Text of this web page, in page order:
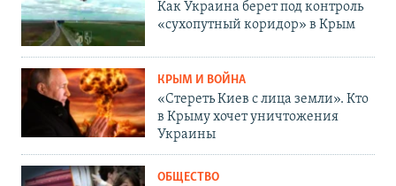
Как Украина берет под контроль
«сухопутный коридор» в Крым
КРЫМ И ВОЙНА
«Стереть Киев с лица земли». Кто
в Крыму хочет уничтожения
Украины
ОБЩЕСТВО